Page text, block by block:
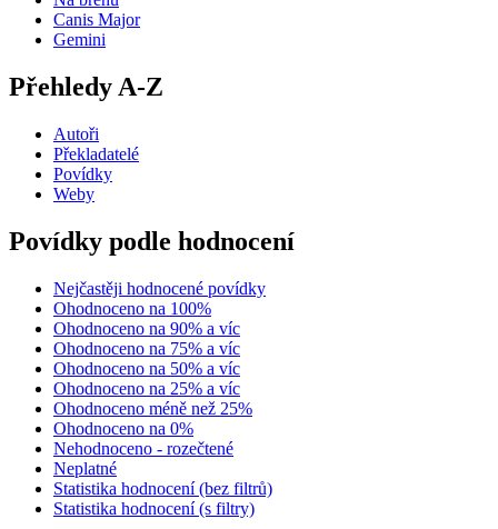
Canis Major
Gemini
Přehledy A-Z
Autoři
Překladatelé
Povídky
Weby
Povídky podle hodnocení
Nejčastěji hodnocené povídky
Ohodnoceno na 100%
Ohodnoceno na 90% a víc
Ohodnoceno na 75% a víc
Ohodnoceno na 50% a víc
Ohodnoceno na 25% a víc
Ohodnoceno méně než 25%
Ohodnoceno na 0%
Nehodnoceno - rozečtené
Neplatné
Statistika hodnocení (bez filtrů)
Statistika hodnocení (s filtry)